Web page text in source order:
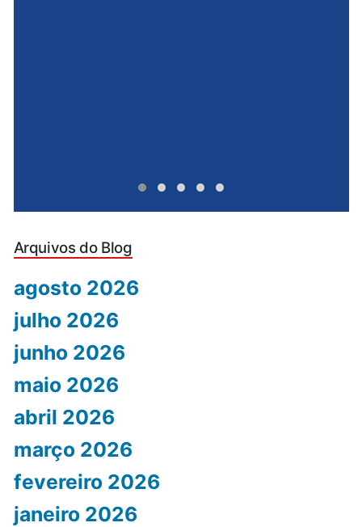
Arquivos do Blog
agosto 2026
julho 2026
junho 2026
maio 2026
abril 2026
março 2026
fevereiro 2026
janeiro 2026